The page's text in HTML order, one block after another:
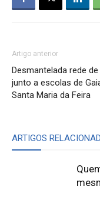
Artigo anterior
Desmantelada rede
junto a escolas de
Santa Maria da Feira
ARTIGOS